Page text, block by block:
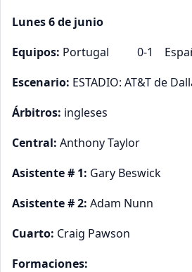
Lunes 6 de junio
Equipos: Portugal 0-1
Escenario: ESTADIO: AT&T de
Árbitros: ingleses
Central: Anthony Taylor
Asistente # 1: Gary Beswick
Asistente # 2: Adam Nunn
Cuarto: Craig Pawson
Formaciones: